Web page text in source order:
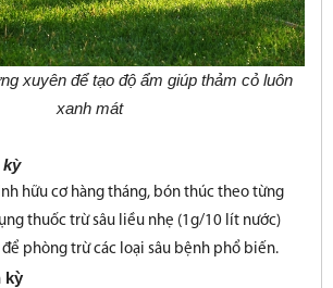
xuyên để tạo độ ẩm giúp thảm cỏ luôn
xanh mát
kỳ
hữu cơ hàng tháng, bón thúc theo từng
thuốc trừ sâu liều nhẹ (1g/10 lít nước)
phòng trừ các loại sâu bệnh phổ biến.
kỳ